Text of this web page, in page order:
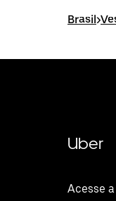
Brasil>
Uber
Acesse